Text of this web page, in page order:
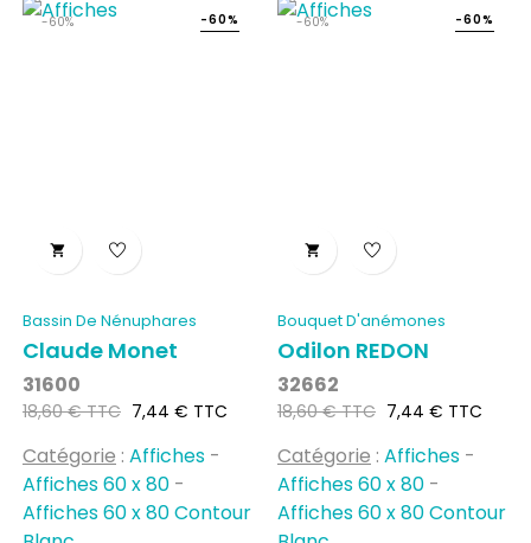
-60%

Bassin De Nénuphares
Claude Monet
31600
Prix
18,60 € TTC
-60%
Prix
7,44 € TTC
Catégorie : Affiches -
Affiches 60 x 80 -
Affiches 60 x 80 Contour
-60%

Bouquet D'anémones
Odilon REDON
32662
Prix
18,60 € TTC
-60%
Prix
7,44 € TTC
Catégorie : Affiches -
Affiches 60 x 80 -
Affiches 60 x 80 Contour